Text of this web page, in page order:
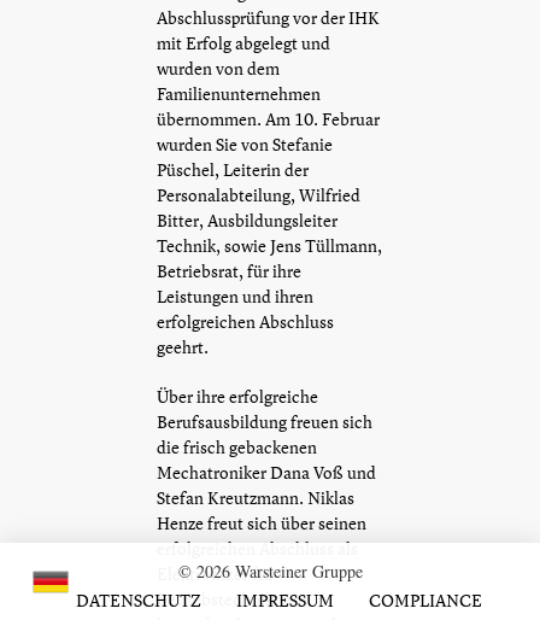
Abschlussprüfung vor der IHK
mit Erfolg abgelegt und
wurden von dem
Familienunternehmen
übernommen. Am 10. Februar
wurden Sie von Stefanie
Püschel, Leiterin der
Personalabteilung, Wilfried
Bitter, Ausbildungsleiter
Technik, sowie Jens Tüllmann,
Betriebsrat, für ihre
Leistungen und ihren
erfolgreichen Abschluss
geehrt.
Über ihre erfolgreiche
Berufsausbildung freuen sich
die frisch gebackenen
Mechatroniker Dana Voß und
Stefan Kreutzmann. Niklas
Henze freut sich über seinen
erfolgreichen Abschluss als
Elektroniker für
Betriebstechnik. Ein
© 2026 Warsteiner Gruppe
DATENSCHUTZ
IMPRESSUM COMPLIANCE